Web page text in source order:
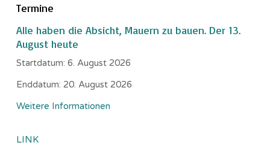
Termine
Alle haben die Absicht, Mauern zu bauen. Der 13.
August heute
Startdatum: 6. August 2026
Enddatum: 20. August 2026
Weitere Informationen
LINK